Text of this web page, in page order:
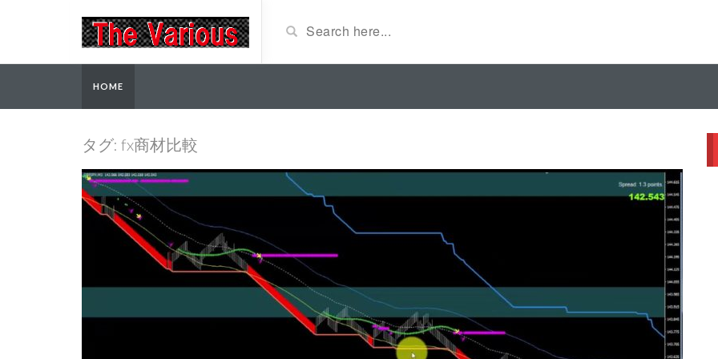
HOME
タグ: fx商材比較